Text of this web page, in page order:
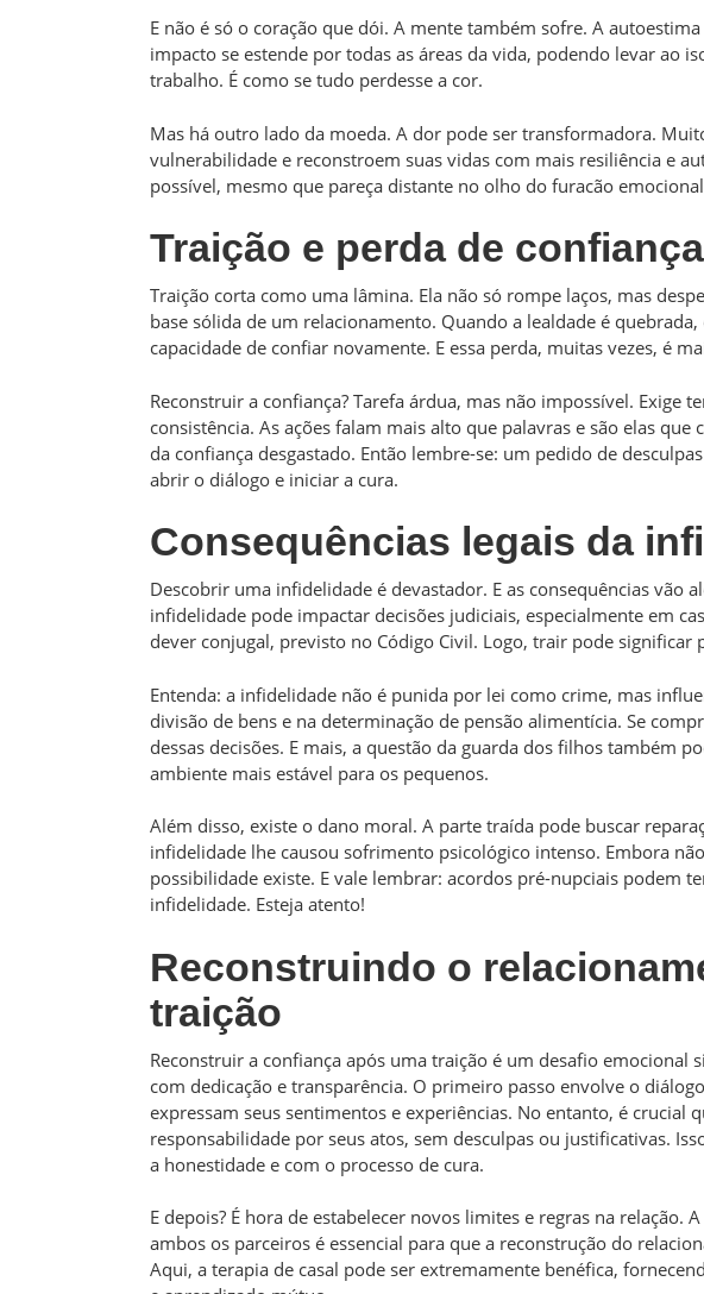
E não é só o coração que dói. A mente também sofre. A
impacto se estende por todas as áreas da vida, podendo levar ao
trabalho. É como se tudo perdesse a cor.
Mas há outro lado da moeda. A dor pode ser transformadora.
vulnerabilidade e reconstroem suas vidas com mais resiliência e
possível, mesmo que pareça distante no olho do furacão
Traição e perda de confiança
Traição corta como uma lâmina. Ela não só rompe laços, mas
base sólida de um relacionamento. Quando a lealdade é
capacidade de confiar novamente. E essa perda, muitas vezes, é
Reconstruir a confiança? Tarefa árdua, mas não impossível. Exige
consistência. As ações falam mais alto que palavras e são elas
da confiança desgastado. Então lembre-se: um pedido de
abrir o diálogo e iniciar a cura.
Consequências legais da
Descobrir uma infidelidade é devastador. E as consequências vão
infidelidade pode impactar decisões judiciais, especialmente em
dever conjugal, previsto no Código Civil. Logo, trair pode significar
Entenda: a infidelidade não é punida por lei como crime, mas
divisão de bens e na determinação de pensão alimentícia. Se
dessas decisões. E mais, a questão da guarda dos filhos também
ambiente mais estável para os pequenos.
Além disso, existe o dano moral. A parte traída pode buscar
infidelidade lhe causou sofrimento psicológico intenso. Embora
possibilidade existe. E vale lembrar: acordos pré-nupciais podem
infidelidade. Esteja atento!
Reconstruindo o
traição
Reconstruir a confiança após uma traição é um desafio emocional
com dedicação e transparência. O primeiro passo envolve o
expressam seus sentimentos e experiências. No entanto, é crucial
responsabilidade por seus atos, sem desculpas ou justificativas.
a honestidade e com o processo de cura.
E depois? É hora de estabelecer novos limites e regras na relação.
ambos os parceiros é essencial para que a reconstrução do
Aqui, a terapia de casal pode ser extremamente benéfica,